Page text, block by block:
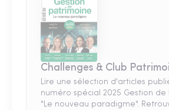
Challenges & Club
Lire une sélection d'articles
numéro spécial 2025 Gestion de
"Le nouveau paradigme".